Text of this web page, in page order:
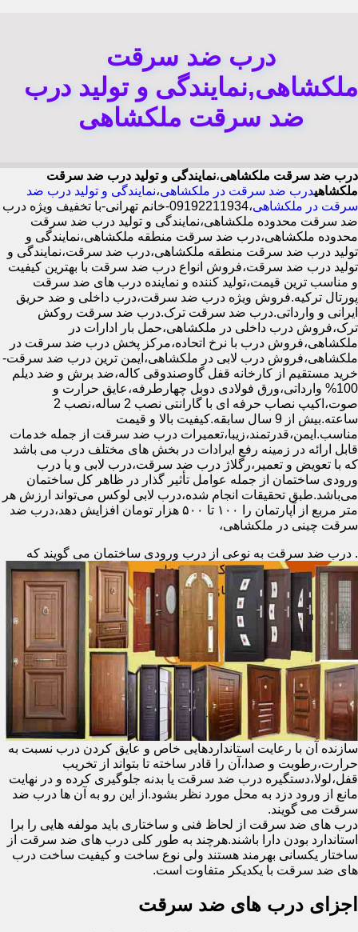
درب ضد سرقت
ملکشاهی,نمایندگی و تولید درب
ضد سرقت ملکشاهی
درب ضد سرقت ملکشاهی،نمایندگی و تولید درب ضد سرقت
ملکشاهیدرب ضد سرقت در ملکشاهی،نمایندگی و تولید درب ضد
سرقت در ملکشاهی
،09192211934-خانم تهرانی-با تخفیف ویژه درب
ضد سرقت محدوده ملکشاهی،نمایندگی و تولید درب ضد سرقت
محدوده ملکشاهی،درب ضد سرقت منطقه ملکشاهی،نمایندگی و
تولید درب ضد سرقت منطقه ملکشاهی،درب ضد سرقت،نمایندگی و
تولید درب ضد سرقت،فروش انواع درب ضد سرقت با بهترین کیفیت
و مناسب ترین قیمت،تولید کننده و نماینده درب های ضد سرقت
پورتال ترکیه.فروش ویژه درب ضد سرقت،درب داخلی و ضد حریق
ایرانی و وارداتی.درب ضد سرقت ترک.درب ضد سرقت روکش
ترک،فروش درب داخلی در ملکشاهی،حمل بار ادارات در
ملکشاهی،فروش درب با نرخ اتحاده،مرکز پخش درب ضد سرقت در
ملکشاهی،فروش درب لابی در ملکشاهی،ایمن ترین درب ضد سرقت-
خرید مستقیم از کارخانه قفل گاوصندوقی کاله،ضد برش و ضد دیلم
100% وارداتی،ورق فولادی دوبل چهارطرفه،عایق حرارت و
صوت،اکیپ نصاب حرفه ای با گارانتی نصب 2 ساله،نصب 2
ساعته.بیش از 9 سال سابقه.کیفیت بالا و قیمت
مناسب.ایمن،قدرتمند،زیبا،تعمیرات درب ضد سرقت از جمله خدمات
قابل ارائه در زمینه رفع ایرادات در بخش های مختلف درب می باشد
که با تعویض و تعمیر،رگلاژ درب ضد سرقت،درب لابی و یا درب
ورودی ساختمان از جمله عوامل تأثیر گذار در ظاهر کل ساختمان
می‌باشد.طبق تحقیقات انجام شده،درب لابی لوکس می‌تواند ارزش هر
متر مربع از آپارتمان را ۱۰۰ تا ۵۰۰ هزار تومان افزایش دهد،درب ضد
سرقت چینی در ملکشاهی،
. درب ضد سرقت به نوعی از درب ورودی ساختمان می گویند که
سازنده آن با رعایت استانداردهایی خاص و عایق کردن درب نسبت به
حرارت،رطوبت و صدا،آن را قادر ساخته تا بتواند از تخریب
قفل،لولا،دستگیره درب ضد سرقت یا بدنه جلوگیری کرده و در نهایت
مانع از ورود دزد به محل مورد نظر بشود.از این رو به آن ها درب ضد
سرقت می گویند.
درب های ضد سرقت از لحاظ فنی و ساختاری باید مولفه هایی را برا
استاندارد بودن دارا باشند.هرچند به طور کلی درب های ضد سرقت از
ساختار یکسانی بهرمند هستند ولی نوع ساخت و کیفیت ساخت درب
های ضد سرقت با یکدیکر متفاوت است.
اجزای درب های ضد سرقت